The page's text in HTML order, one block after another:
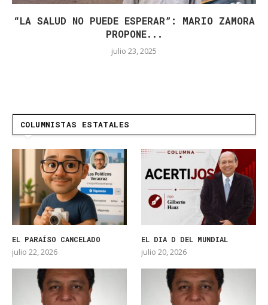
“LA SALUD NO PUEDE ESPERAR”: MARIO ZAMORA
PROPONE...
julio 23, 2025
COLUMNISTAS ESTATALES
EL PARAÍSO CANCELADO
julio 22, 2026
EL DIA D DEL MUNDIAL
julio 20, 2026